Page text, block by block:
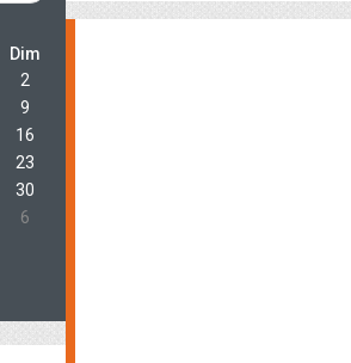
Dim
2
9
16
23
30
6